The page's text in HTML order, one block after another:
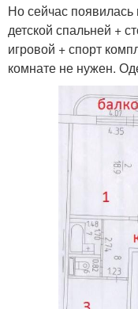
Но сейчас появилась
детской спальней +
игровой + спорт
комнате не нужен.